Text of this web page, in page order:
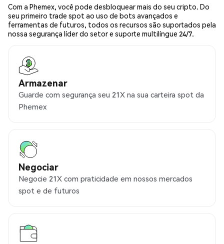
Com a Phemex, você pode desbloquear mais do seu cripto. Do
seu primeiro trade spot ao uso de bots avançados e
ferramentas de futuros, todos os recursos são suportados pela
nossa segurança líder do setor e suporte multilíngue 24/7.
Armazenar
Guarde com segurança seu 21X na sua carteira spot da
Phemex
Negociar
Negocie 21X com praticidade em nossos mercados
spot e de futuros